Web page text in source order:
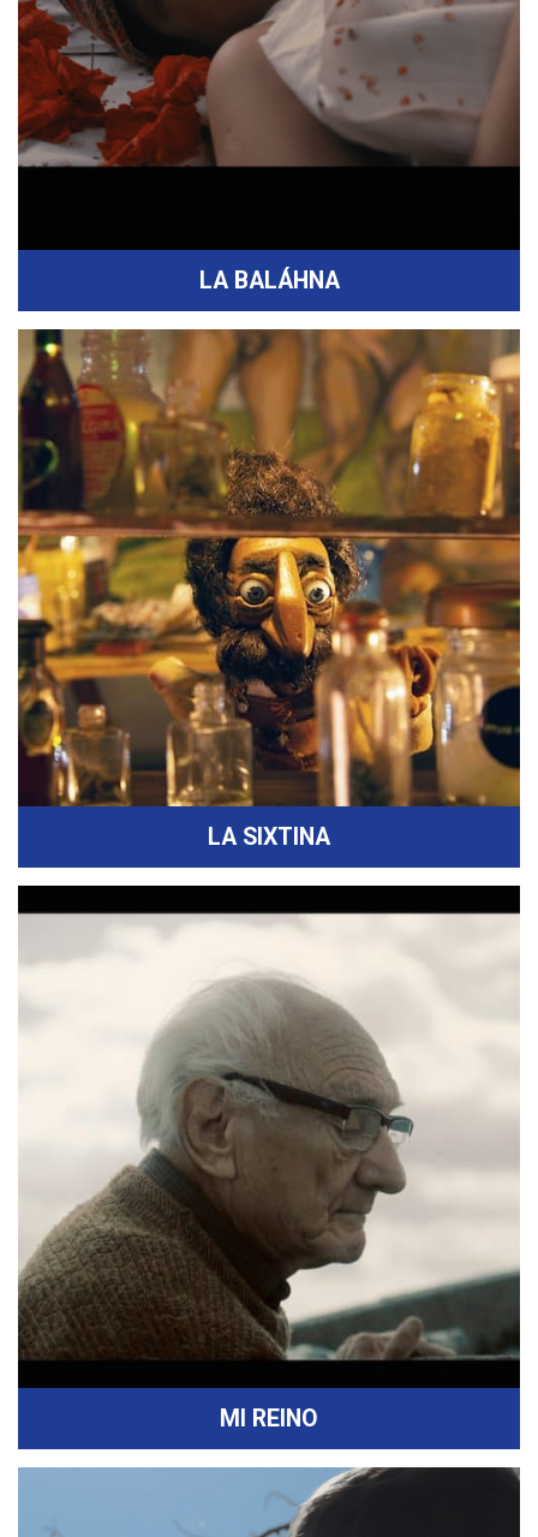
LA BALÁHNA
LA SIXTINA
MI REINO